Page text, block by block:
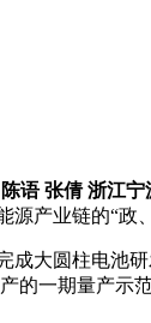
语 张倩 浙江宁
产业链的“政
成大圆柱电池
的一期量产